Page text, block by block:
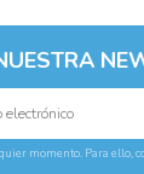
momento. Para ello,